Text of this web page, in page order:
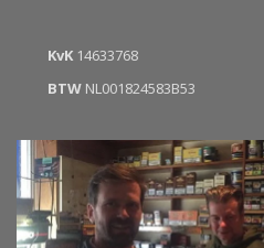
KvK 14633768
BTW NL001824583B53